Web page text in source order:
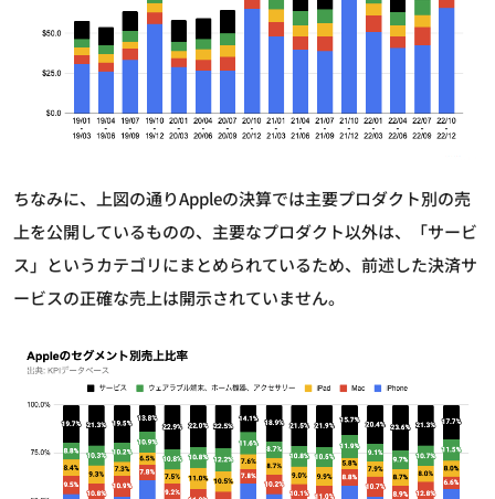
ちなみに、上図の通りAppleの決算では主要プロダクト別の売
上を公開しているものの、主要なプロダクト以外は、「サービ
ス」というカテゴリにまとめられているため、前述した決済サ
ービスの正確な売上は開示されていません。